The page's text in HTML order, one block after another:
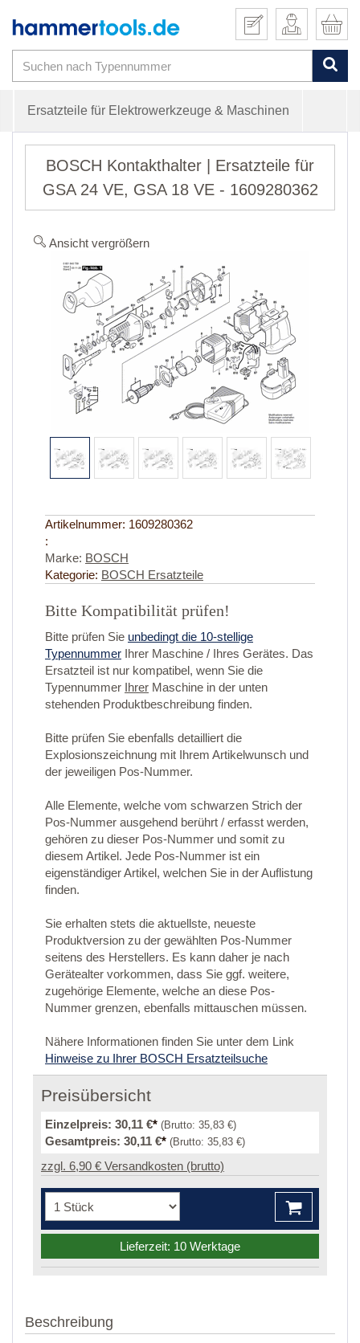
Ersatzteile für Elektrowerkzeuge & Maschinen
BOSCH Kontakthalter | Ersatzteile für
GSA 24 VE, GSA 18 VE - 1609280362
Ansicht vergrößern
Artikelnummer: 1609280362
:
Marke: BOSCH
Kategorie: BOSCH Ersatzteile
Bitte Kompatibilität prüfen!
Bitte prüfen Sie unbedingt die 10-stellige
Typennummer Ihrer Maschine / Ihres Gerätes. Das
Ersatzteil ist nur kompatibel, wenn Sie die
Typennummer Ihrer Maschine in der unten
stehenden Produktbeschreibung finden.
Bitte prüfen Sie ebenfalls detailliert die
Explosionszeichnung mit Ihrem Artikelwunsch und
der jeweiligen Pos-Nummer.
Alle Elemente, welche vom schwarzen Strich der
Pos-Nummer ausgehend berührt / erfasst werden,
gehören zu dieser Pos-Nummer und somit zu
diesem Artikel. Jede Pos-Nummer ist ein
eigenständiger Artikel, welchen Sie in der Auflistung
finden.
Sie erhalten stets die aktuellste, neueste
Produktversion zu der gewählten Pos-Nummer
seitens des Herstellers. Es kann daher je nach
Gerätealter vorkommen, dass Sie ggf. weitere,
zugehörige Elemente, welche an diese Pos-
Nummer grenzen, ebenfalls mittauschen müssen.
Nähere Informationen finden Sie unter dem Link
Hinweise zu Ihrer BOSCH Ersatzteilsuche
Preisübersicht
Einzelpreis: 30,11 €* (Brutto: 35,83 €)
Gesamtpreis: 30,11 €* (Brutto: 35,83 €)
zzgl. 6,90 € Versandkosten (brutto)
Lieferzeit: 10 Werktage
Beschreibung